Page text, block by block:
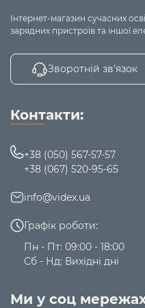
Як джерело
GX53і максимальною
довго, що
виготовленні
входить!
Інтернет-магазин сучасних
зарядних пристроїв та іншої
Зворотній зв’язок
Контакти:
+38 (050) 567-57-57
+38 (067) 520-95-65
info@videx.ua
Графік роботи:
Пн - Пт: 09:00 - 18:00
Сб - Нд: Вихідні дні
Ми у соц